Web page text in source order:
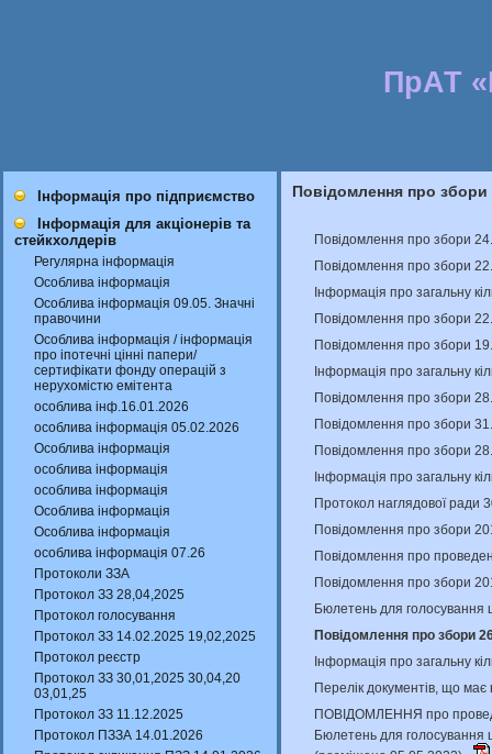
ПрАТ
Інформація про підприємство
Інформація для акціонерів та
стейкхолдерів
Регулярна інформація
Особлива інформація
Особлива інформація 09.05. Значні
правочини
Особлива інформація / інформація
про іпотечні цінні папери/
сертифікати фонду операцій з
нерухомістю емітента
особлива інф.16.01.2026
особлива інформація 05.02.2026
Особлива інформація
особлива інформація
особлива інформація
Особлива інформація
Особлива інформація
особлива інформація 07.26
Протоколи ЗЗА
Протокол ЗЗ 28,04,2025
Протокол голосування
Протокол ЗЗ 14.02.2025 19,02,2025
Протокол реєстр
Протокол ЗЗ 30,01,2025 30,04,20
03,01,25
Протокол ЗЗ 11.12.2025
Протокол ПЗЗА 14.01.2026
Повідомлення про збори
Повідомлення про збори
Повідомлення про збори
Інформація про загальну
Повідомлення про збори
Повідомлення про збори
Інформація про загальну
Повідомлення про збори
Повідомлення про збори
Повідомлення про збори
Інформація про загальну
Протокол наглядової
Повідомлення про збори
Повідомлення про
Повідомлення про збори
Бюлетень для
Повідомлення про збори
Інформація про загальну
Перелік документів, що
ПОВІДОМЛЕННЯ про
Бюлетень для голосування